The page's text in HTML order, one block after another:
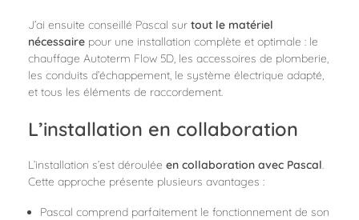
J’ai ensuite conseillé Pascal sur tout le matériel
nécessaire pour une installation complète et optimale : le
chauffage Autoterm Flow 5D, les accessoires de plomberie,
les conduits d’échappement, le système électrique adapté,
et tous les éléments de raccordement.
L’installation en collaboration
L’installation s’est déroulée en collaboration avec Pascal.
Cette approche présente plusieurs avantages :
Pascal comprend parfaitement le fonctionnement de son